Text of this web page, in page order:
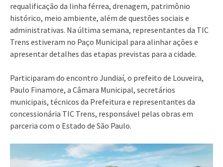
requalificação da linha férrea, drenagem, patrimônio
histórico, meio ambiente, além de questões sociais e
administrativas. Na última semana, representantes da TIC
Trens estiveram no Paço Municipal para alinhar ações e
apresentar detalhes das etapas previstas para a cidade.
Participaram do encontro Jundiaí, o prefeito de Louveira,
Paulo Finamore, a Câmara Municipal, secretários
municipais, técnicos da Prefeitura e representantes da
concessionária TIC Trens, responsável pelas obras em
parceria com o Estado de São Paulo.